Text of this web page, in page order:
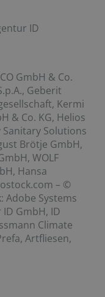
ID
GmbH & Co.
Geberit
Kermi
& Co. KG, Helios
Sanitary Solutions
Brötje GmbH,
WOLF
Hansa
– ©
Adobe Systems
GmbH, ID
Climate
Artfliesen,